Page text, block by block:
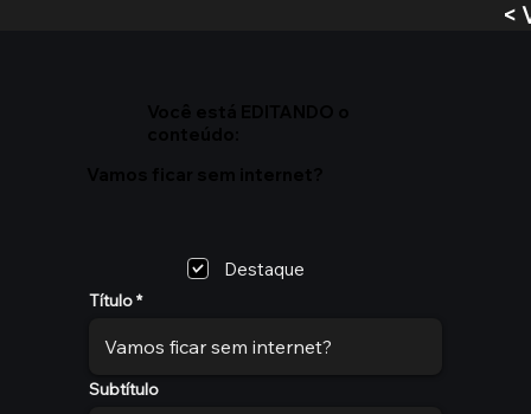
Destaque
Título
Subtítulo
<